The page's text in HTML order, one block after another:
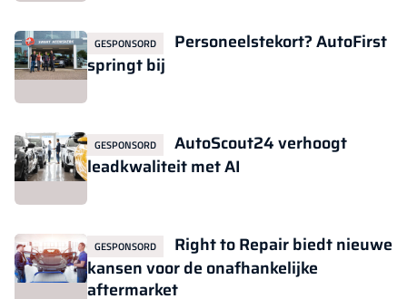
GESPONSORD
Personeelstekort? AutoFirst
springt bij
GESPONSORD
AutoScout24 verhoogt
leadkwaliteit met AI
GESPONSORD
Right to Repair biedt nieuwe
kansen voor de onafhankelijke
aftermarket